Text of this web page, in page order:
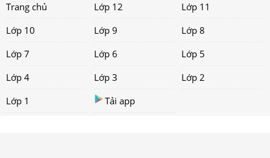
Trang chủ Lớp 12
Lớp 11
Lớp 10
Lớp 9
Lớp 8
Lớp 7
Lớp 6
Lớp 5
Lớp 4
Lớp 3
Lớp 2
Lớp 1
Tải app